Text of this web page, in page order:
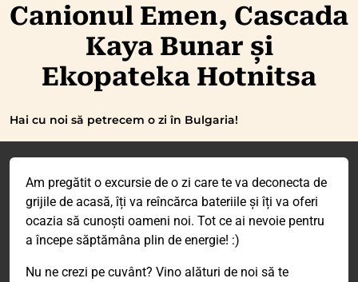
Canionul Emen, Cascada
Kaya Bunar și
Ekopateka Hotnitsa
Hai cu noi să petrecem o zi în Bulgaria!
Am pregătit o excursie de o zi care te va deconecta de
grijile de acasă, îți va reîncărca bateriile și îți va oferi
ocazia să cunoști oameni noi. Tot ce ai nevoie pentru
a începe săptămâna plin de energie! :)
Nu ne crezi pe cuvânt? Vino alături de noi să te